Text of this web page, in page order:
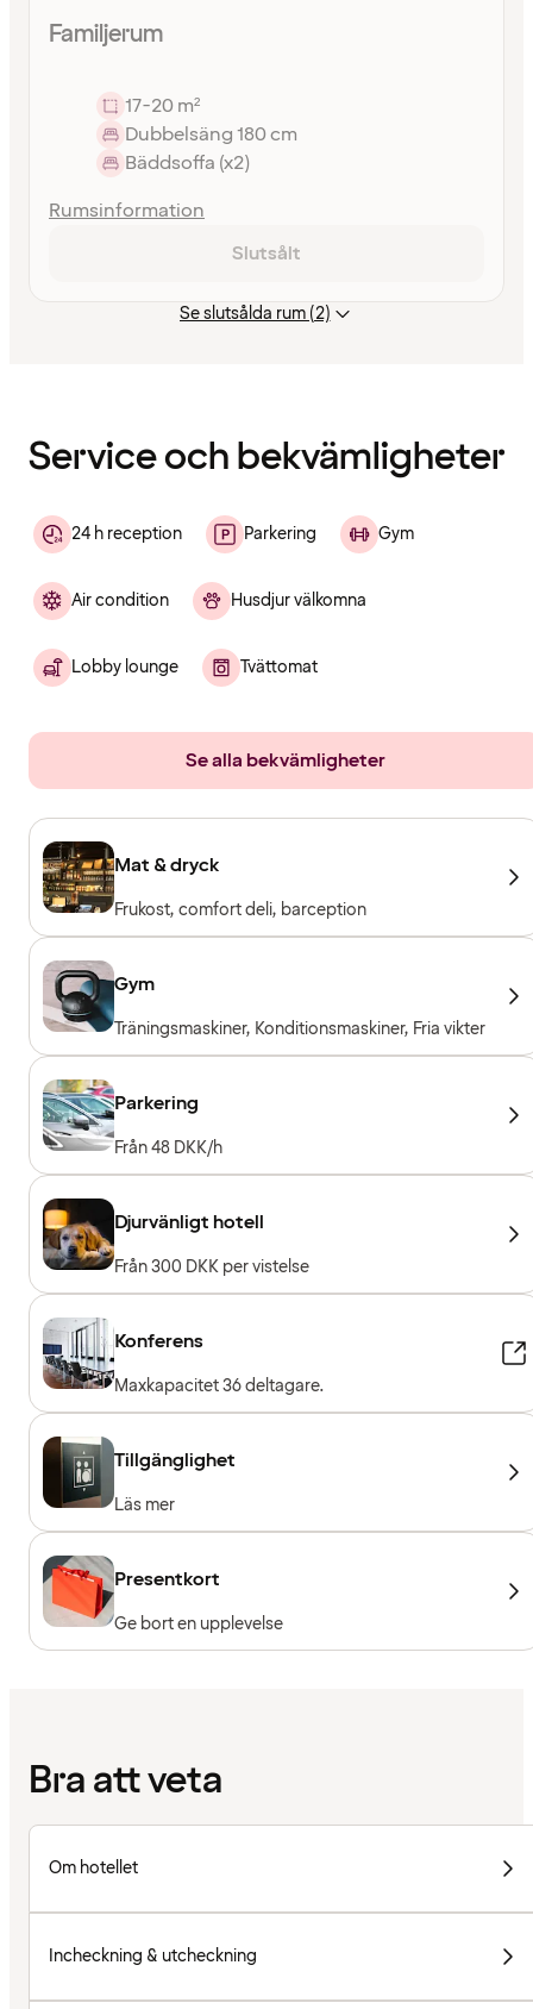
Familjerum
17-20 m²
Dubbelsäng 180 cm
Bäddsoffa (x2)
Rumsinformation
Slutsålt
Se slutsålda rum (2)
Service och bekvämligheter
24 h reception Parkering Gym
Air condition Husdjur välkomna
Lobby lounge Tvättomat
Se alla bekvämligheter
Mat & dryck
Frukost, comfort deli, barception
Gym
Träningsmaskiner, Konditionsmaskiner, Fria vikter
Parkering
Från 48 DKK/h
Djurvänligt hotell
Från 300 DKK per vistelse
Konferens
Maxkapacitet 36 deltagare.
Tillgänglighet
Läs mer
Presentkort
Ge bort en upplevelse
Bra att veta
Om hotellet
Incheckning & utcheckning